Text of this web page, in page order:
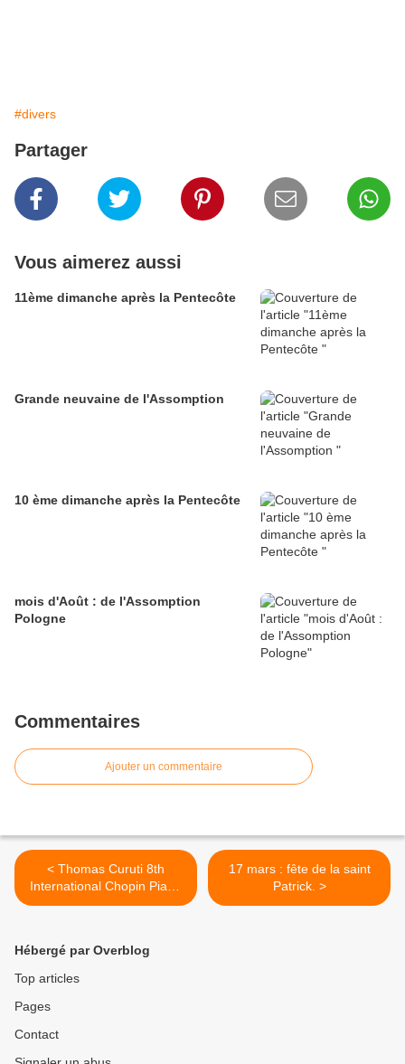
#divers
Partager
Vous aimerez aussi
11ème dimanche après la Pentecôte
Grande neuvaine de l'Assomption
10 ème dimanche après la Pentecôte
mois d'Août : de l'Assomption
Pologne
Commentaires
Ajouter un commentaire
< Thomas Curuti 8th
International Chopin Piano
Competition in Budapest
17 mars : fête de la saint
Patrick. >
Hébergé par Overblog
Top articles
Pages
Contact